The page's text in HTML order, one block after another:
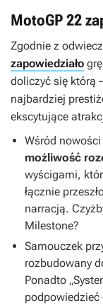
MotoGP 22
Zgodnie z
zapowiedziało grę
doliczyć się którą
najbardziej
ekscytujące
Wśród
możliwość
wyścigami,
łącznie
narracją.
Milestone?
Samouczek
rozbudowany
Ponadto